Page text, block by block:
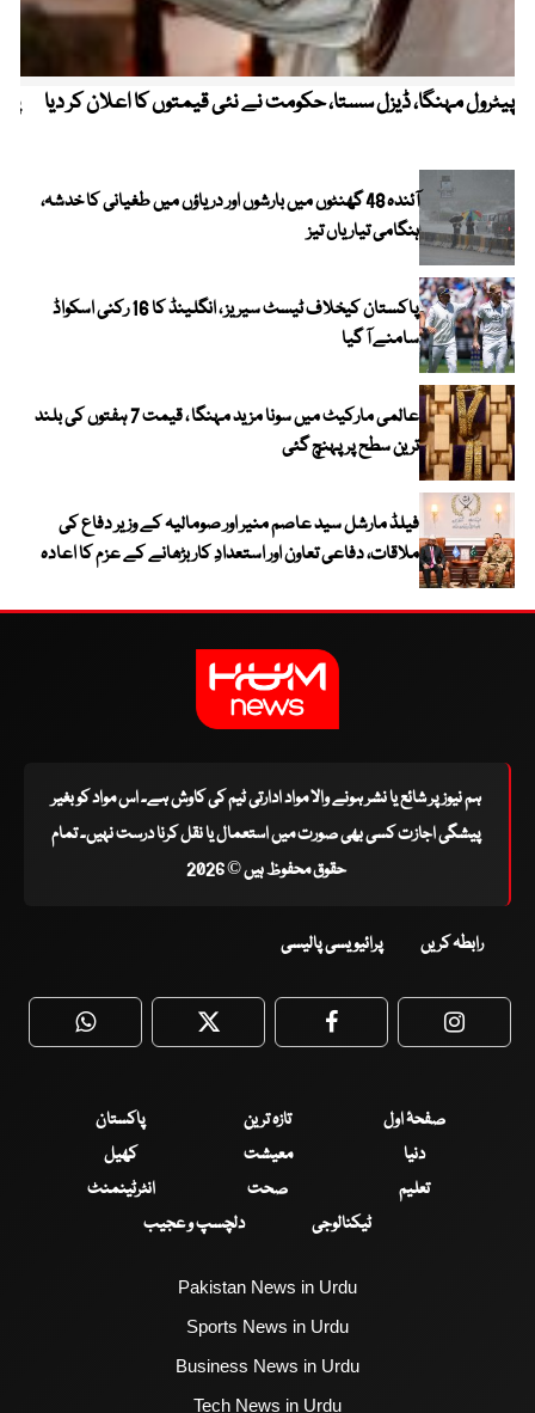
پیٹرول مہنگا، ڈیزل سستا، حکومت نے نئی قیمتوں کا اعلان کر دیا
آئندہ 48 گھنٹوں میں بارشوں اور دریاؤں میں طغیانی کا خدشہ،
ہنگامی تیاریاں تیز
پاکستان کیخلاف ٹیسٹ سیریز ، انگلینڈ کا 16 رکنی اسکواڈ
سامنے آ گیا
عالمی مارکیٹ میں سونا مزید مہنگا ، قیمت 7 ہفتوں کی بلند
ترین سطح پر پہنچ گئی
فیلڈ مارشل سید عاصم منیر اور صومالیہ کے وزیر دفاع کی
ملاقات، دفاعی تعاون اور استعدادِ کار بڑھانے کے عزم کا اعادہ
ہم نیوز پر شائع یا نشر ہونے والا مواد ادارتی ٹیم کی کاوش ہے۔ اس مواد کو بغیر
پیشگی اجازت کسی بھی صورت میں استعمال یا نقل کرنا درست نہیں۔ تمام
حقوق محفوظ ہیں © 2026
رابطہ کریں پرائیویسی پالیسی
WhatsApp Twitter Facebook
صفحۂ اول تازہ ترین
پاکستان
دنیا
معیشت
کھیل
تعلیم
صحت
انٹرٹینمنٹ
ٹیکنالوجی
دلچسپ و عجیب
Pakistan News in Urdu
Sports News in Urdu
Business News in Urdu
Tech News in Urdu